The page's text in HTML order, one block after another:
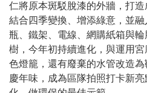
仁將原本斑駁脫漆的外牆，打造
結合四季變換、增添綠意，並
瓶、鐵架、電線、網購紙箱與
樹，今年初持續進化，與運用
色燈籠，還有廢棄的水管改造
慶年味，成為區隊拍照打卡新